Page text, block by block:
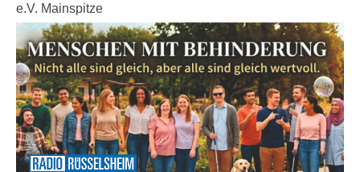
e.V. Mainspitze